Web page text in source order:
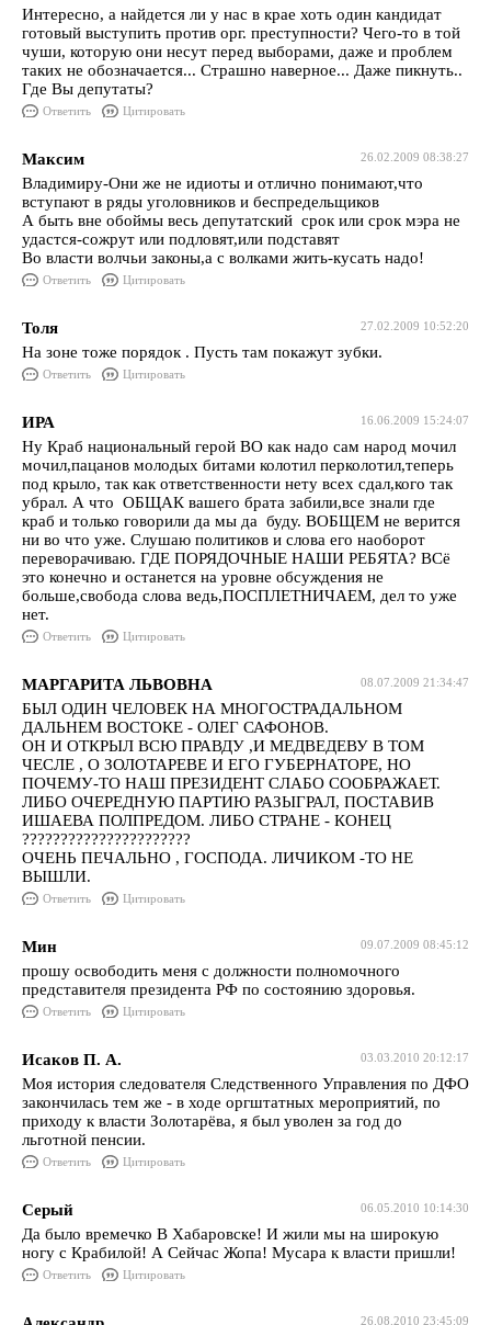
Интересно, а найдется ли у нас в крае хоть один кандидат
готовый выступить против орг. преступности? Чего-то в той
чуши, которую они несут перед выборами, даже и проблем
таких не обозначается... Страшно наверное... Даже пикнуть..
Где Вы депутаты?
Ответить Цитировать
26.02.2009 08:38:27
Максим
Владимиру-Они же не идиоты и отлично понимают,что
вступают в ряды уголовников и беспредельщиков
А быть вне обоймы весь депутатский срок или срок мэра не
удастся-сожрут или подловят,или подставят
Во власти волчьи законы,а с волками жить-кусать надо!
Ответить Цитировать
27.02.2009 10:52:20
Толя
На зоне тоже порядок . Пусть там покажут зубки.
Ответить Цитировать
16.06.2009 15:24:07
ИРА
Ну Краб национальный герой ВО как надо сам народ мочил
мочил,пацанов молодых битами колотил перколотил,теперь
под крыло, так как ответственности нету всех сдал,кого так
убрал. А что ОБЩАК вашего брата забили,все знали где
краб и только говорили да мы да буду. ВОБЩЕМ не верится
ни во что уже. Слушаю политиков и слова его наоборот
переворачиваю. ГДЕ ПОРЯДОЧНЫЕ НАШИ РЕБЯТА? ВСё
это конечно и останется на уровне обсуждения не
больше,свобода слова ведь,ПОСПЛЕТНИЧАЕМ, дел то уже
нет.
Ответить Цитировать
08.07.2009 21:34:47
МАРГАРИТА ЛЬВОВНА
БЫЛ ОДИН ЧЕЛОВЕК НА МНОГОСТРАДАЛЬНОМ
ДАЛЬНЕМ ВОСТОКЕ - ОЛЕГ САФОНОВ.
ОН И ОТКРЫЛ ВСЮ ПРАВДУ ,И МЕДВЕДЕВУ В ТОМ
ЧЕСЛЕ , О ЗОЛОТАРЕВЕ И ЕГО ГУБЕРНАТОРЕ, НО
ПОЧЕМУ-ТО НАШ ПРЕЗИДЕНТ СЛАБО СООБРАЖАЕТ.
ЛИБО ОЧЕРЕДНУЮ ПАРТИЮ РАЗЫГРАЛ, ПОСТАВИВ
ИШАЕВА ПОЛПРЕДОМ. ЛИБО СТРАНЕ - КОНЕЦ
??????????????????????
ОЧЕНЬ ПЕЧАЛЬНО , ГОСПОДА. ЛИЧИКОМ -ТО НЕ
ВЫШЛИ.
Ответить Цитировать
09.07.2009 08:45:12
Мин
прошу освободить меня с должности полномочного
представителя президента РФ по состоянию здоровья.
Ответить Цитировать
03.03.2010 20:12:17
Исаков П. А.
Моя история следователя Следственного Управления по ДФО
закончилась тем же - в ходе оргштатных мероприятий, по
приходу к власти Золотарёва, я был уволен за год до
льготной пенсии.
Ответить Цитировать
06.05.2010 10:14:30
Серый
Да было времечко В Хабаровске! И жили мы на широкую
ногу с Крабилой! А Сейчас Жопа! Мусара к власти пришли!
Ответить Цитировать
26.08.2010 23:45:09